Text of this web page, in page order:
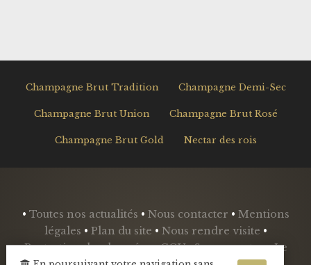
Champagne Brut Tradition Champagne Demi-Sec
Champagne Brut Union Champagne Brut Rosé
Champagne Brut Gold Nectar des rois
• Toutes nos actualités • Nous contacter • Mentions
légales • Plan du site • Nous rendre visite •
Protection des données•CGV•Se connecter•Le